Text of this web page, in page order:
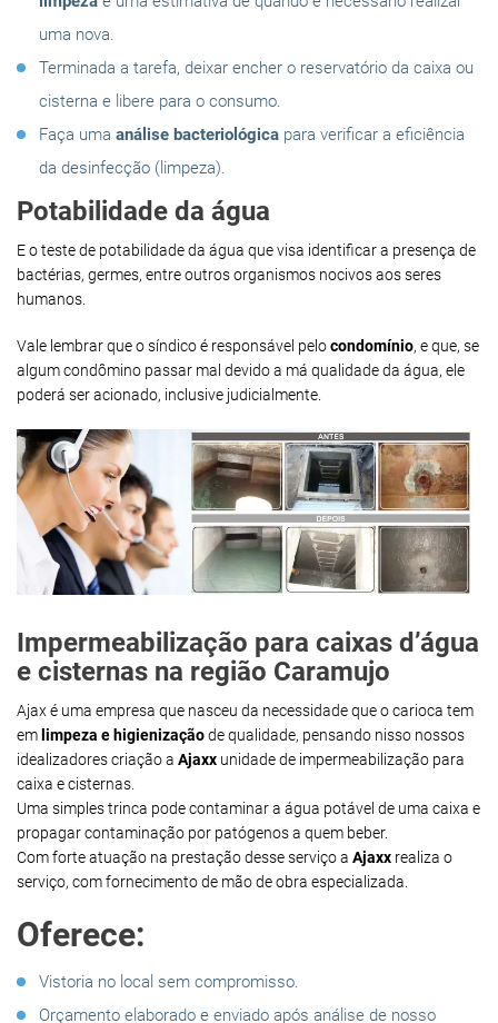
uma nova.
Terminada a tarefa, deixar encher o reservatório da caixa ou
cisterna e libere para o consumo.
Faça uma análise bacteriológica para verificar a eficiência
da desinfecção (limpeza).
Potabilidade da água
E o teste de potabilidade da água que visa identificar a presença de
bactérias, germes, entre outros organismos nocivos aos seres
humanos.
Vale lembrar que o síndico é responsável pelocondomínio, e que, se
algum condômino passar mal devido a má qualidade da água, ele
poderá ser acionado, inclusive judicialmente.
Impermeabilização para caixas d’água
e cisternas na região Caramujo
Ajax é uma empresa que nasceu da necessidade que o carioca tem
em limpeza e higienizaçãode qualidade, pensando nisso nossos
idealizadores criação a Ajaxx unidade de impermeabilização para
caixa e cisternas.
Uma simples trinca pode contaminar a água potável de uma caixa e
propagar contaminação por patógenos a quem beber.
Com forte atuação na prestação desse serviço a Ajaxx realiza o
serviço, com fornecimento de mão de obra especializada.
Oferece:
Vistoria no local sem compromisso.
Orçamento elaborado e enviado após análise de nosso